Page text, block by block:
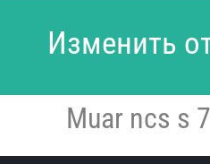
Изменить
Muar ncs s